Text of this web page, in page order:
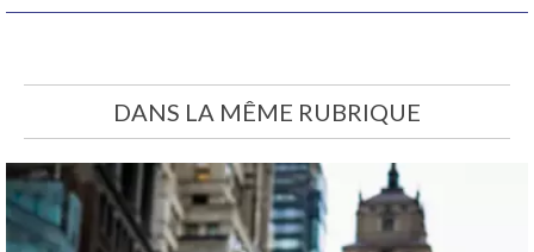
DANS LA MÊME RUBRIQUE